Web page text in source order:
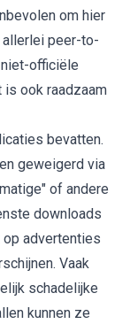
om hier
allerlei peer-to-
officiële
ook raadzaam
bevatten.
geweigerd via
of andere
downloads
advertenties
Vaak
schadelijke
kunnen ze